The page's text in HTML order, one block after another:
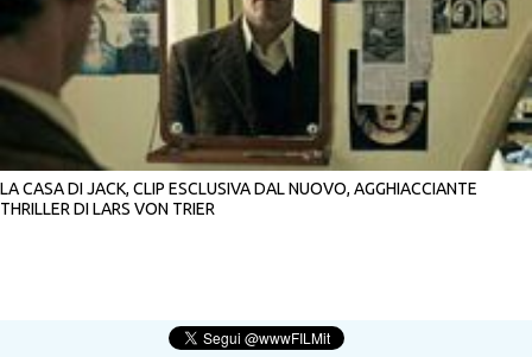
LA CASA DI JACK, CLIP ESCLUSIVA DAL NUOVO, AGGHIACCIANTE
THRILLER DI LARS VON TRIER